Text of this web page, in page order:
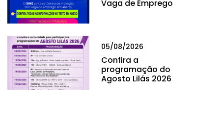
Vaga de Emprego
05/08/2026
Confira a
programação do
Agosto Lilás 2026